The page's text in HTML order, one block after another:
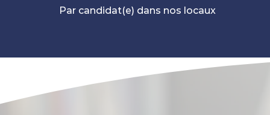
Par candidat(e) dans nos locaux